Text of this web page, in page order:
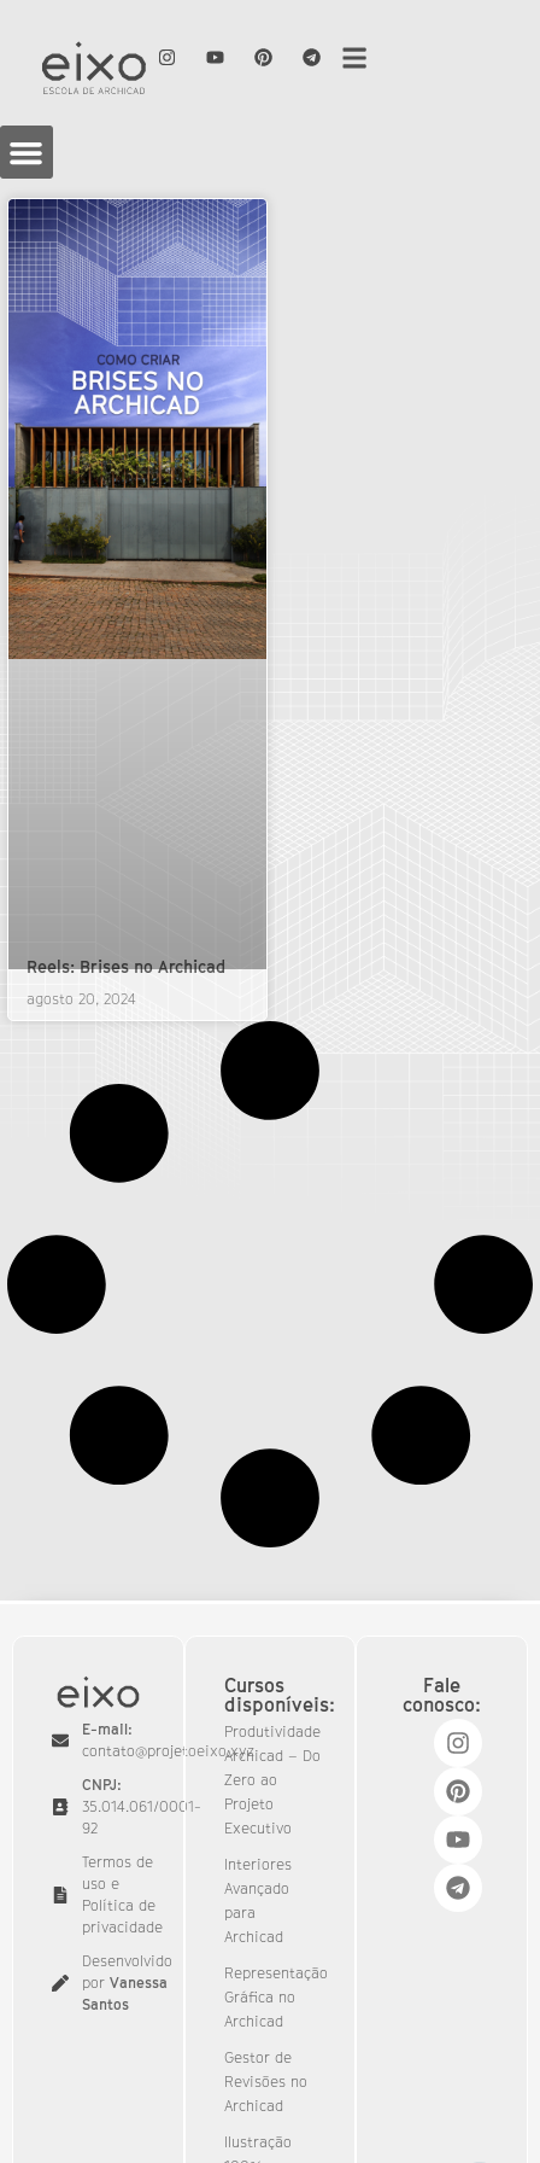
Reels: Brises no Archicad
agosto 20, 2024
E-mail:
contato@projetoeixo.xyz
CNPJ:
35.014.061/0001-
92​
Termos de
uso e
Política de
privacidade
Desenvolvido
por Vanessa
Santos
Cursos
disponíveis:
Produtividade
Archicad – Do
Zero ao
Projeto
Executivo
Interiores
Avançado
para
Archicad
Representação
Gráfica no
Archicad
Gestor de
Revisões no
Archicad
Ilustração
Fale
conosco: